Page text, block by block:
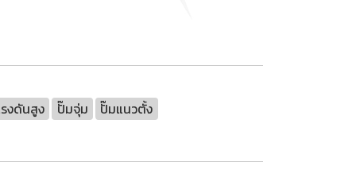
งดันสูง ปั๊มจุ่ม ปั๊มแนวตั้ง